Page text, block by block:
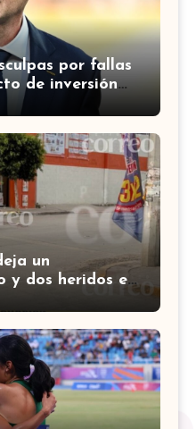
por fallas
de inversión
un
y dos heridos en
en León